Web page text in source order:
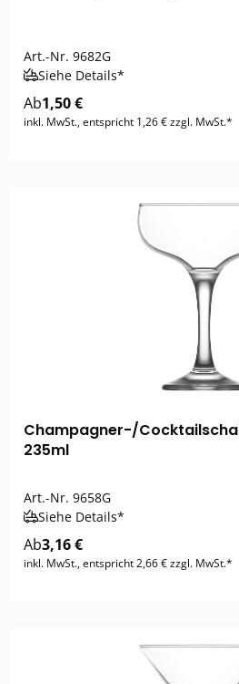
Art.-Nr. 9682G
Siehe Details*
Ab1,50 €
inkl. MwSt., entspricht 1,26 € zzgl. MwSt.*
Champagner-/
235ml
Art.-Nr. 9658G
Siehe Details*
Ab3,16 €
inkl. MwSt., entspricht 2,66 € zzgl. MwSt.*